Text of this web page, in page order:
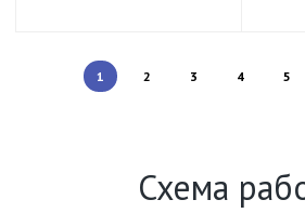
1 2 3 4 5
Схема